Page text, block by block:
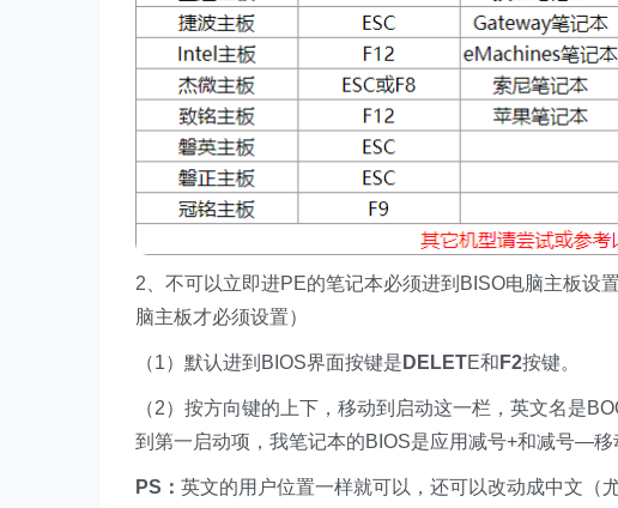
2、不可以立即进PE的笔记本必须进到BISO电脑主板设
脑主板才必须设置）
（1）默认进到BIOS界面按键是 DELETE和 F2按键。
（2）按方向键的上下，移动到启动这一栏，英文名是
到第一启动项，我笔记本的BIOS是应用减号+和减号—移
PS： 英文的用户位置一样就可以，还可以改动成中文（